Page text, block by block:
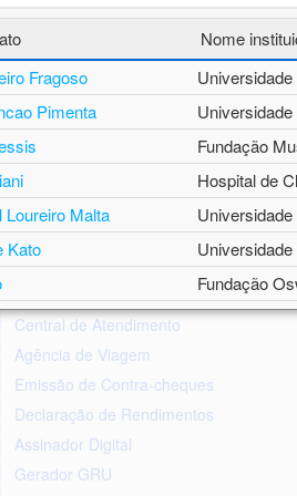
Nome
Fragoso
Pimenta
Fundação
Hospital de
Malta
Kato
Fundação
Filho
Alves Sampaio
Universidade
Instituto de
Gomes
Prêmios
Popularização da Ciência
Comunicação
Parcerias
Serviços
Ferramentas
Ouvidoria
Central de Atendimento
Agência de Viagem
Emissão de Contra-cheques
Declaração de Rendimentos
Assinador Digital
Gerador GRU